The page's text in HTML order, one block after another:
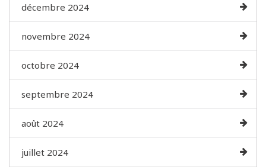
décembre 2024
novembre 2024
octobre 2024
septembre 2024
août 2024
juillet 2024